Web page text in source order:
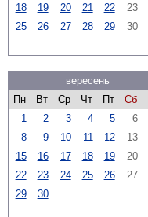
18
19 20 21 22 23
25
26 27 28 29 30
вересень
Пн
Вт Ср Чт Пт Сб
1
2 3 4 5 6
8
9 10 11 12 13
15
16 17 18 19 20
22
23 24 25 26 27
29
30